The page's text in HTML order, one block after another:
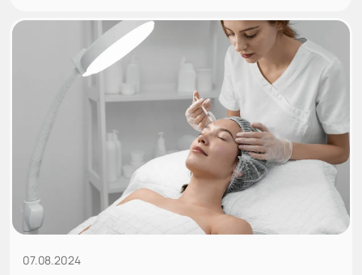
07.08.2024